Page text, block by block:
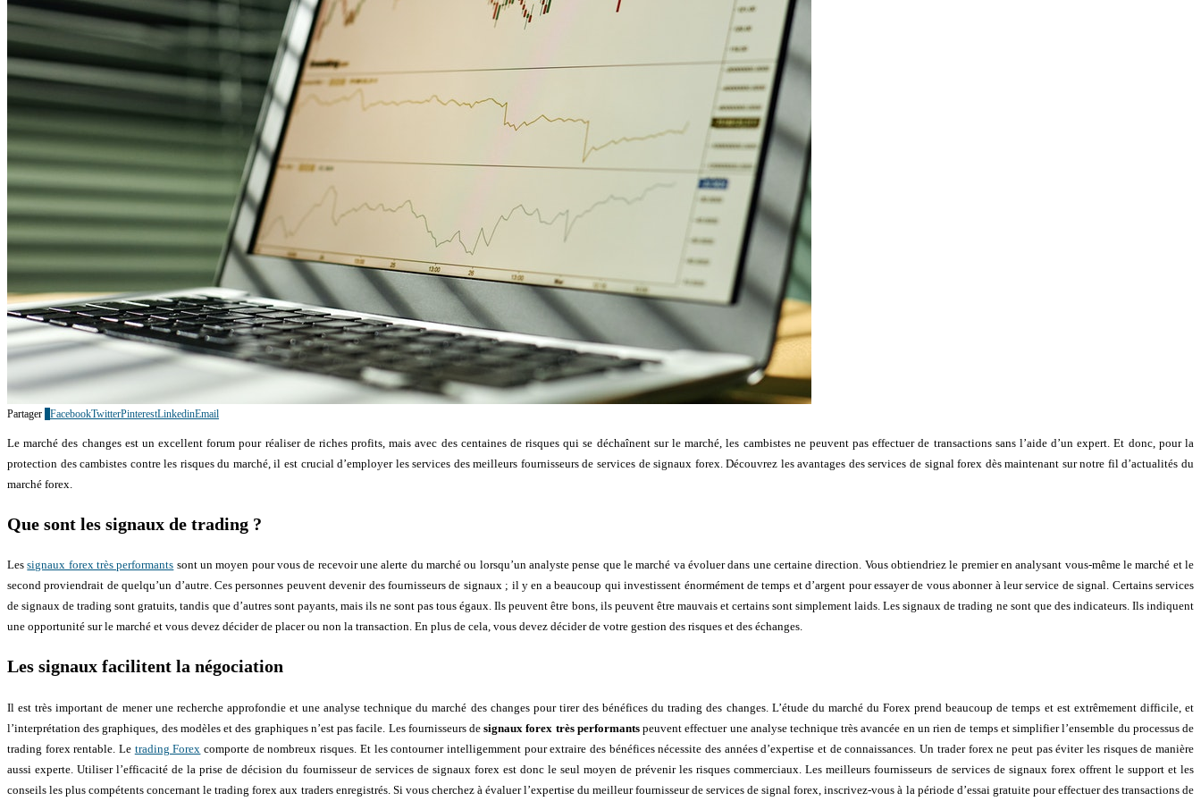
Partager FacebookTwitterPinterestLinkedinEmail
Le marché des changes est un excellent forum pour réaliser de riches profits, mais avec des centaines de risques qui se déchaînent sur le marché, les cambistes ne peuvent pas effectuer de transactions sans l’aide d’un expert. Et donc, pour la
protection des cambistes contre les risques du marché, il est crucial d’employer les services des meilleurs fournisseurs de services de signaux forex. Découvrez les avantages des services de signal forex dès maintenant sur notre fil d’actualités du
marché forex.
Que sont les signaux de trading ?
Lessignaux forex très performants sont un moyen pour vous de recevoir une alerte du marché ou lorsqu’un analyste pense que le marché va évoluer dans une certaine direction. Vous obtiendriez le premier en analysant vous-même le marché et le
second proviendrait de quelqu’un d’autre. Ces personnes peuvent devenir des fournisseurs de signaux ; il y en a beaucoup qui investissent énormément de temps et d’argent pour essayer de vous abonner à leur service de signal. Certains services
de signaux de trading sont gratuits, tandis que d’autres sont payants, mais ils ne sont pas tous égaux. Ils peuvent être bons, ils peuvent être mauvais et certains sont simplement laids. Les signaux de trading ne sont que des indicateurs. Ils indiquent
une opportunité sur le marché et vous devez décider de placer ou non la transaction. En plus de cela, vous devez décider de votre gestion des risques et des échanges.
Les signaux facilitent la négociation
Il est très important de mener une recherche approfondie et une analyse technique du marché des changes pour tirer des bénéfices du trading des changes. L’étude du marché du Forex prend beaucoup de temps et est extrêmement difficile, et
l’interprétation des graphiques, des modèles et des graphiques n’est pas facile. Les fournisseurs designaux forex très performantspeuvent effectuer une analyse technique très avancée en un rien de temps et simplifier l’ensemble du processus de
trading forex rentable. Le trading Forex comporte de nombreux risques. Et les contourner intelligemment pour extraire des bénéfices nécessite des années d’expertise et de connaissances. Un trader forex ne peut pas éviter les risques de manière
aussi experte. Utiliser l’efficacité de la prise de décision du fournisseur de services de signaux forex est donc le seul moyen de prévenir les risques commerciaux. Les meilleurs fournisseurs de services de signaux forex offrent le support et les
conseils les plus compétents concernant le trading forex aux traders enregistrés. Si vous cherchez à évaluer l’expertise du meilleur fournisseur de services de signal forex, inscrivez-vous à la période d’essai gratuite pour effectuer des transactions de